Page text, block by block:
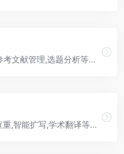
笔杆网,提供论文检测查重,在线写作,参考文献管理,选题分析等学术服务
纪猫写作,提供AI写作,论文降重,免费查重,智能扩写,学术翻译等一站式学术创作服务